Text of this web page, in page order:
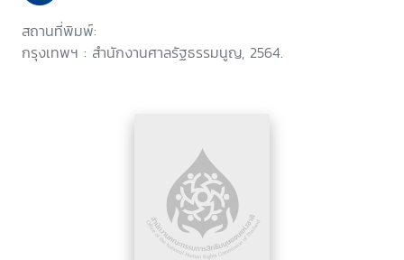
สถานที่พิมพ์:
กรุงเทพฯ : สำนักงานศาลรัฐธรรมนูญ, 2564.